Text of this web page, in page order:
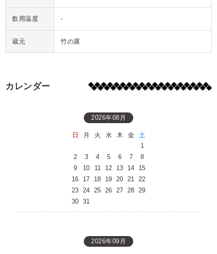
飲用温度 -
蔵元 竹の露
カレンダー
2026年08月
日 月 火 水 木 金
土
1
2
3 4 5 6 7
8
9
10 11 12 13 14
15
16
17 18 19 20 21 22
23 24 25 26 27 28 29
30 31
2026年09月